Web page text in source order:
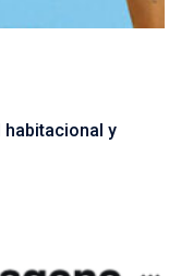
habitacional y